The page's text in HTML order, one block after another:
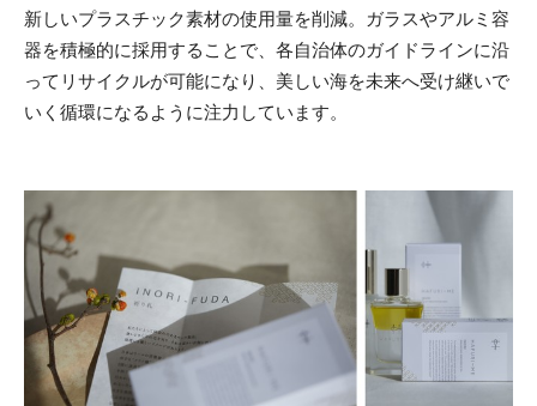
新しいプラスチック素材の使用量を削減。ガラスやアルミ容
器を積極的に採用することで、各自治体のガイドラインに沿
ってリサイクルが可能になり、美しい海を未来へ受け継いで
いく循環になるように注力しています。​